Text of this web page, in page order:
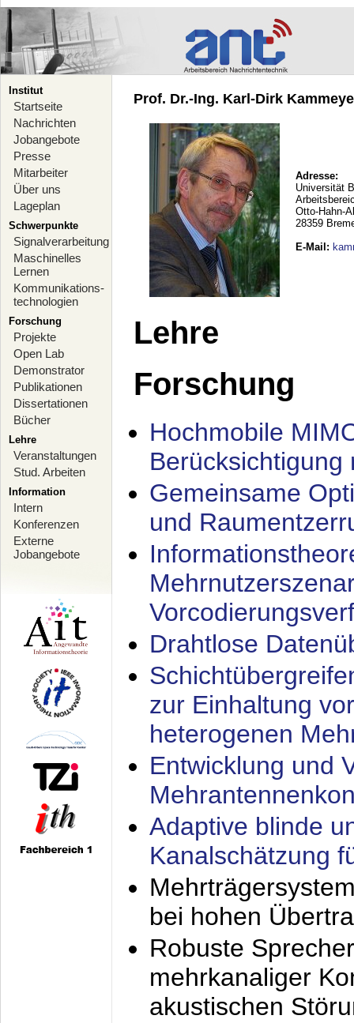
Institut
Startseite
Nachrichten
Jobangebote
Presse
Mitarbeiter
Über uns
Lageplan
Schwerpunkte
Signalverarbeitung
Maschinelles
Lernen
Kommunikations-
technologien
Forschung
Projekte
Open Lab
Demonstrator
Publikationen
Dissertationen
Bücher
Lehre
Veranstaltungen
Stud. Arbeiten
Information
Intern
Konferenzen
Externe
Jobangebote
Prof. Dr.-Ing. Karl-Dirk
Adresse:
Universität
Otto-Hahn-
28359
E-Mail :
Lehre
Forschung
Hochmobile
Berücksichtigung
Gemeinsame
und
Drahtlose
zur Einhaltung
heterogenen
Entwicklung und
Adaptive blinde
Kanalschätzung
bei hohen
Robuste
mehrkanaliger
akustischen